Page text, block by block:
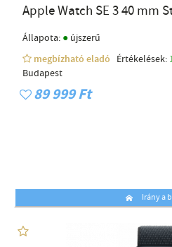
Apple Watch SE 3 40 mm
Állapota: ● újszerű
megbízható eladó
Értékelések:
Budapest
89 999 Ft
Irány a